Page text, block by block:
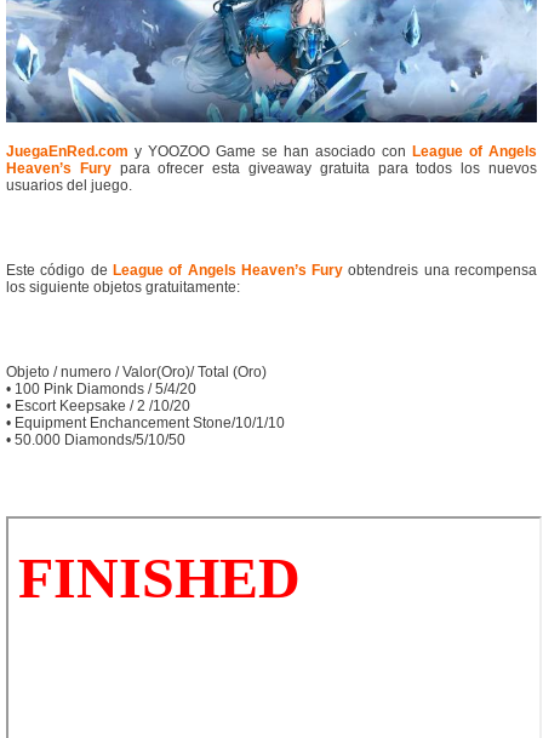
JuegaEnRed.com y YOOZOO Game se han asociado con League of Angels
Heaven’s Furypara ofrecer esta giveaway gratuita para todos los nuevos
usuarios del juego.
Este código de League of Angels Heaven’s Fury obtendreis una recompensa
los siguiente objetos gratuitamente:
Objeto / numero / Valor(Oro)/ Total (Oro)
• 100 Pink Diamonds / 5/4/20
• Escort Keepsake / 2 /10/20
• Equipment Enchancement Stone/10/1/10
• 50.000 Diamonds/5/10/50